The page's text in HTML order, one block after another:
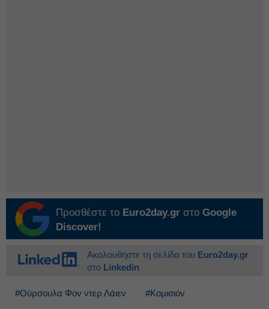
Προσθέστε το Euro2day.gr στο Google
Discover!
Ακολουθήστε τη σελίδα του Euro2day.gr
στο Linkedin
#Ούρσουλα Φον ντερ Λάιεν #Κομισιόν